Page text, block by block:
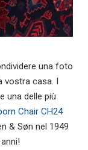
una foto
vostra casa. I
una delle più
Chair CH24
& Søn nel 1949